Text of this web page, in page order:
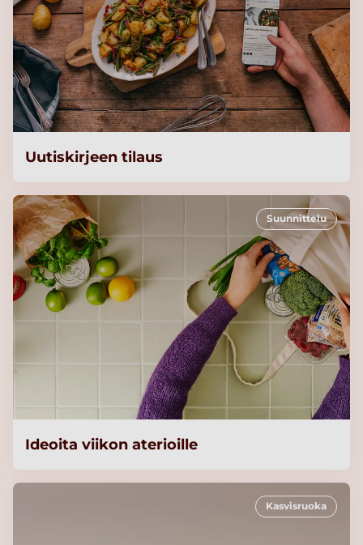
Uutiskirjeen tilaus
Suunnittelu
Ideoita viikon aterioille
Kasvisruoka